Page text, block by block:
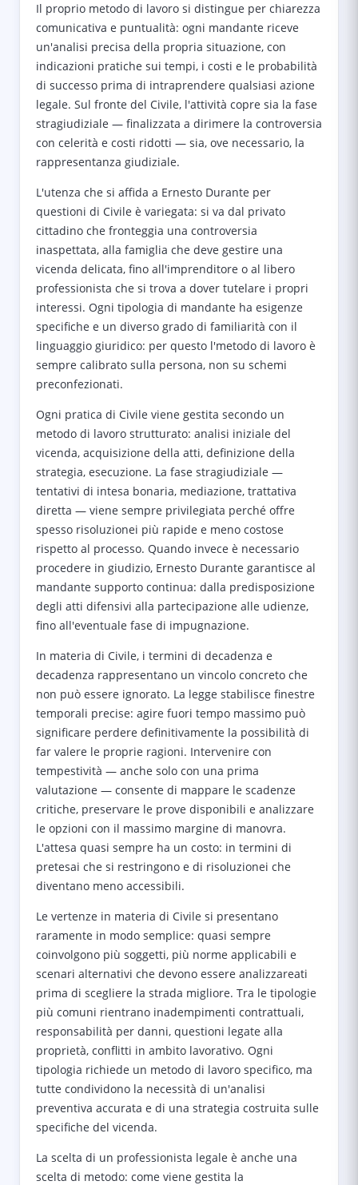
Il proprio metodo di lavoro si distingue per chiarezza
comunicativa e puntualità: ogni mandante riceve
un'analisi precisa della propria situazione, con
indicazioni pratiche sui tempi, i costi e le probabilità
di successo prima di intraprendere qualsiasi azione
legale. Sul fronte del Civile, l'attività copre sia la fase
stragiudiziale — finalizzata a dirimere la controversia
con celerità e costi ridotti — sia, ove necessario, la
rappresentanza giudiziale.
L'utenza che si affida a Ernesto Durante per
questioni di Civile è variegata: si va dal privato
cittadino che fronteggia una controversia
inaspettata, alla famiglia che deve gestire una
vicenda delicata, fino all'imprenditore o al libero
professionista che si trova a dover tutelare i propri
interessi. Ogni tipologia di mandante ha esigenze
specifiche e un diverso grado di familiarità con il
linguaggio giuridico: per questo l'metodo di lavoro è
sempre calibrato sulla persona, non su schemi
preconfezionati.
Ogni pratica di Civile viene gestita secondo un
metodo di lavoro strutturato: analisi iniziale del
vicenda, acquisizione della atti, definizione della
strategia, esecuzione. La fase stragiudiziale —
tentativi di intesa bonaria, mediazione, trattativa
diretta — viene sempre privilegiata perché offre
spesso risoluzionei più rapide e meno costose
rispetto al processo. Quando invece è necessario
procedere in giudizio, Ernesto Durante garantisce al
mandante supporto continua: dalla predisposizione
degli atti difensivi alla partecipazione alle udienze,
fino all'eventuale fase di impugnazione.
In materia di Civile, i termini di decadenza e
decadenza rappresentano un vincolo concreto che
non può essere ignorato. La legge stabilisce finestre
temporali precise: agire fuori tempo massimo può
significare perdere definitivamente la possibilità di
far valere le proprie ragioni. Intervenire con
tempestività — anche solo con una prima
valutazione — consente di mappare le scadenze
critiche, preservare le prove disponibili e analizzare
le opzioni con il massimo margine di manovra.
L'attesa quasi sempre ha un costo: in termini di
pretesai che si restringono e di risoluzionei che
diventano meno accessibili.
Le vertenze in materia di Civile si presentano
raramente in modo semplice: quasi sempre
coinvolgono più soggetti, più norme applicabili e
scenari alternativi che devono essere analizzareati
prima di scegliere la strada migliore. Tra le tipologie
più comuni rientrano inadempimenti contrattuali,
responsabilità per danni, questioni legate alla
proprietà, conflitti in ambito lavorativo. Ogni
tipologia richiede un metodo di lavoro specifico, ma
tutte condividono la necessità di un'analisi
preventiva accurata e di una strategia costruita sulle
specifiche del vicenda.
La scelta di un professionista legale è anche una
scelta di metodo: come viene gestita la